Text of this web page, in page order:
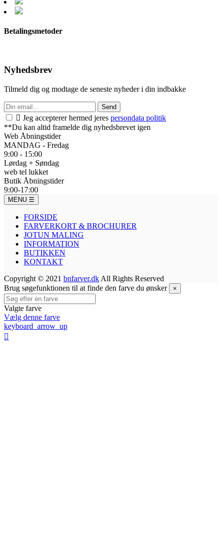
Betalingsmetoder
Nyhedsbrev
Tilmeld dig og modtage de seneste nyheder i din indbakke
Send
 Jeg accepterer hermed jeres persondata politik
**Du kan altid framelde dig nyhedsbrevet igen
Web Åbningstider
MANDAG - Fredag
9:00 - 15:00
Lørdag + Søndag
web tel lukket
Butik Åbningstider
9:00-17:00
MENU ☰
FORSIDE
FARVERKORT & BROCHURER
JOTUN MALING
INFORMATION
BUTIKKEN
KONTAKT
Copyright © 2021 bnfarver.dk All Rights Reserved
Brug søgefunktionen til at finde den farve du ønsker
×
Valgte farve
Vælg denne farve
keyboard_arrow_up
